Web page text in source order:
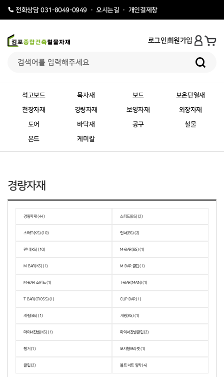
전화상담 031-8049-0949 오시는길 개인결제창
로그인회원가입
석고보드 목자재 보드 보온단열재
천장자재 경량자재 보양자재 외장자재
도어 바닥재 공구 철물
본드 케미칼
경량자재
경량자재 (44) 스터드(BS) (2)
스터드(KS) (10) 런너(BS) (2)
런너(KS) (10) M-BAR(BS) (1)
M-BAR(KS) (1) M-BAR 클립 (1)
M-BAR 조인트 (1) T-BAR(MAIN) (1)
T-BAR(CROSS) (1) CLIP-BAR (1)
캐링(BS) (1) 캐링(KS) (1)
마이너찬넬(KS) (1) 마이너찬넬클립 (2)
행거 (1) 모자형브라켓 (1)
클립 (2) 볼트 너트 앙카 (4)